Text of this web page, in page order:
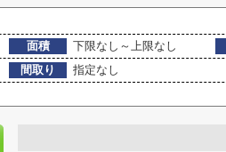
面積 下限なし～上限なし
間取り
指定なし